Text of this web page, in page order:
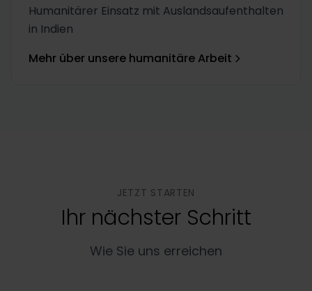
Humanitärer Einsatz mit Auslandsaufenthalten
in Indien
Mehr über unsere humanitäre Arbeit
JETZT STARTEN
Ihr nächster Schritt
Wie Sie uns erreichen